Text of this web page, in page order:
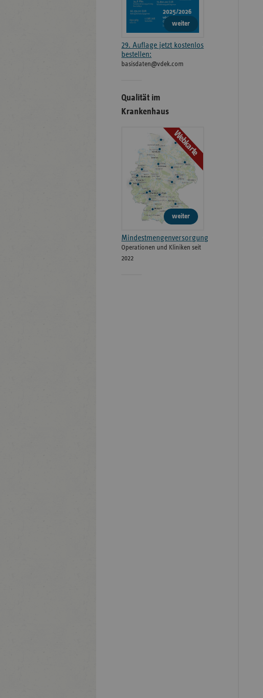
weiter
29. Auflage jetzt kostenlos
bestellen:
basisdaten@vdek.com
Qualität im
Krankenhaus
Webkarte
weiter
Mindestmengenversorgung
Operationen und Kliniken seit
2022